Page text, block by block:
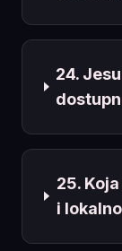
24.
25.
i